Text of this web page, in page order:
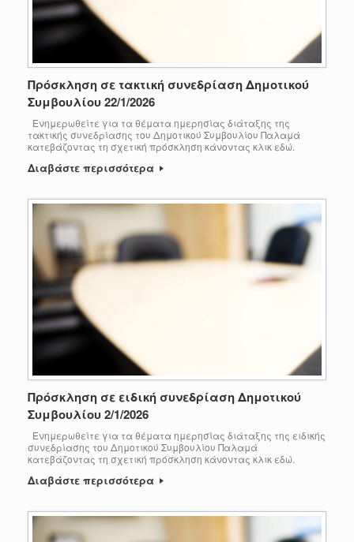
Πρόσκληση σε τακτική συνεδρίαση Δημοτικού
Συμβουλίου 22/1/2026
Ενημερωθείτε για τα θέματα ημερησίας διάταξης της
τακτικής συνεδρίασης του Δημοτικού Συμβουλίου Παλαμά
κατεβάζοντας τη σχετική πρόσκληση κάνοντας κλικ εδώ.
Διαβάστε περισσότερα
Πρόσκληση σε ειδική συνεδρίαση Δημοτικού
Συμβουλίου 2/1/2026
Ενημερωθείτε για τα θέματα ημερησίας διάταξης της ειδικής
συνεδρίασης του Δημοτικού Συμβουλίου Παλαμά
κατεβάζοντας τη σχετική πρόσκληση κάνοντας κλικ εδώ.
Διαβάστε περισσότερα